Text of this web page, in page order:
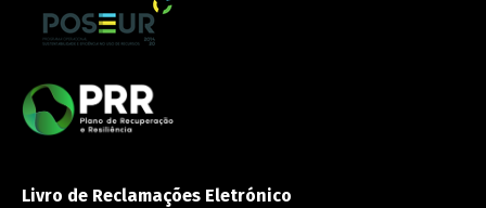
Livro de Reclamações Eletrónico